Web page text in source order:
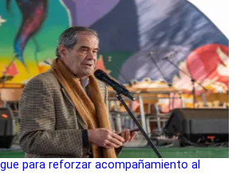
para reforzar acompañamiento al